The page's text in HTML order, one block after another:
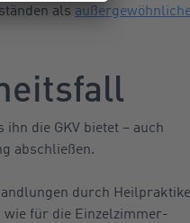
als
die GKV bietet – auch
abschließen.
durch
wie für die Einzelzimmer-